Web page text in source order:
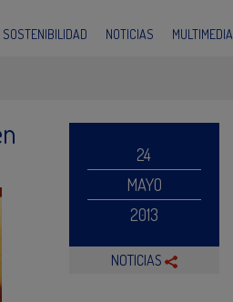
SOSTENIBILIDAD NOTICIAS MULTIMEDIA
24
MAYO
2013
NOTICIAS